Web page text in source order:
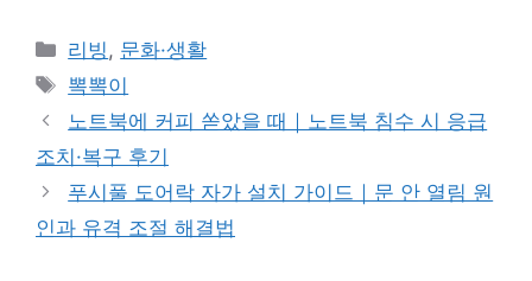
카
테
고
리
리빙 , 문화·생활
태
그
뽁뽁이
노트북에 커피 쏟았을 때｜노트북 침수 시 응급
조치·복구 후기
푸시풀 도어락 자가 설치 가이드｜문 안 열림 원
인과 유격 조절 해결법